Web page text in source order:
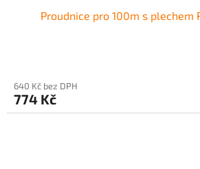
Proudnice pro 100m s plechem
640 Kč bez DPH
774 Kč